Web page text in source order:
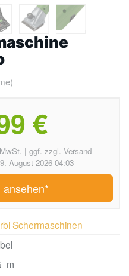
€
| ggf. zzgl. Versand
August 2026 04:03
Schermaschinen
m